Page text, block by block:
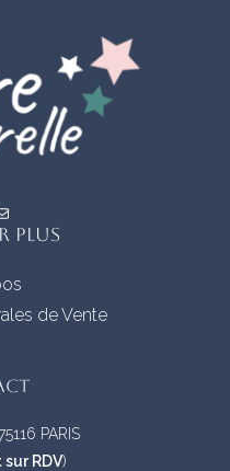
sur
la
page
du
produit
PLUS
de Vente
PARIS
RDV)